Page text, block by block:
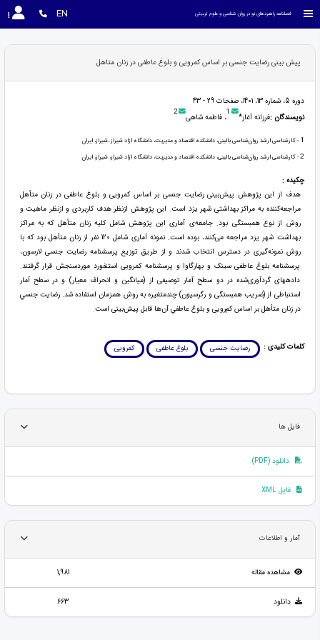
فصلنامه راهبردهای نو در روان شناسی و علوم تربیتی EN
پیش بینی رضایت جنسی بر اساس کمرویی و بلوغ عاطفی در زنان متاهل
دوره 5، شماره 13، 1401، صفحات 29 - 43
نویسندگان :فرزانه آغاز* 1، فاطمه شاهی 2
1 - کارشناسی ارشد روان‌شناسی بالینی، دانشکده اقتصاد و مدیریت، دانشگاه ازاد شیراز ،شیراز، ایران
2- کارشناسی ارشد روان‌شناسی بالینی، دانشکده اقتصاد و مدیریت، دانشگاه ازاد شیراز، شیراز، ایران
چکیده :
هدف از این پژوهش پیش‌بینی رضایت جنسی بر اساس کمرویی و بلوغ عاطفی در زنان متأهل
مراجعه‌کننده به مراکز بهداشتی شهر یزد است. این پژوهش ازنظر هدف کاربردی و ازنظر ماهیت و
روش از نوع همبستگی بود. جامعه‌ی آماری این پژوهش شامل کلیه زنان متأهل که به مراکز
بهداشت شهر یزد مراجعه می‌کنند، بوده است. نمونه آماری شامل 120 نفر از زنان متأهل بود که با
روش نمونه‌گیری در دسترس انتخاب شدند و از طریق توزیع پرسشنامه رضایت جنسی لارسون،
پرسشنامه بلوغ عاطفی سینک و بهارگاوا و پرسشنامه کمرویی استنفورد موردسنجش قرار گرفتند.
داده‏های گردآوری‌شده در دو سطح آمار توصیفی از (میانگین و انحراف معیار) و در سطح آمار
استنباطی از (ضریب همبستگی و رگرسیون) چندمتغیره به روش همزمان استفاده شد. رضایت جنسي
در زنان متأهل بر اساس کم‌رویی و بلوغ عاطفي آن‌ها قابل پیش‌بینی است.
کلمات کلیدی : رضایت جنسی بلوغ عاطفی کمرویی
فایل ها
دانلود (PDF)
فایل XML
آمار و اطلاعات
مشاهده مقاله 1,981
دانلود 663